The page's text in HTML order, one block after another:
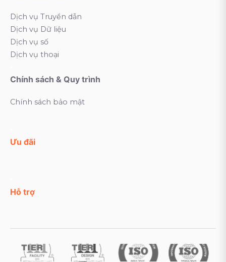
Dịch vụ Truyền dẫn
Dịch vụ Dữ liệu
Dịch vụ số
Dịch vụ thoại
Chính sách & Quy trình
Chính sách bảo mật
Ưu đãi
Hỗ trợ